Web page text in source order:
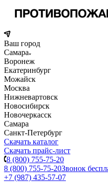
Ваш город
Самара
Воронеж
Екатеринбург
Можайск
Москва
Нижневартовск
Новосибирск
Новочеркасск
Самара
Санкт-Петербург
Скачать каталог
Скачать прайс-лист
8 (800) 755-75-20
8 (800) 755-75-20Звонок
+7 (987) 435-57-07